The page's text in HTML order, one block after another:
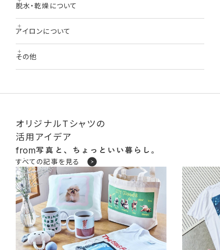
プリント面が内側になるよう裏返しにして洗濯ネットに入れて
なりますのでお避けください。
洗濯水は水を使用してください。（温水は適しません）
蛍光増白剤が入った洗剤、漂白剤、柔軟剤のご使用はお避けく
ださい。
脱水・乾燥について
「色移り」を避けるため、洗濯後直ちに脱水をし、広げて乾燥さ
型くずれ、色あせなどを防ぐため、陰干しをお勧めいたします。
アイロンについて
プリント面は熱に弱いため、アイロンがけはお避けください。
その他
オリジナルTシャツの
活用アイデア
from
すべての記事を見る